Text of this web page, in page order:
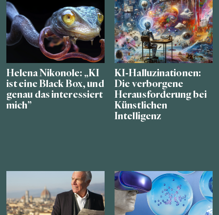
Helena Nikonole: „KI
ist eine Black Box, und
genau das interessiert
mich”
KI-Halluzinationen:
Die verborgene
Herausforderung bei
Künstlichen
Intelligenz